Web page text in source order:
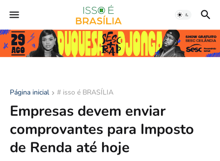
Página inicial # isso é BRASÍLIA
Empresas devem enviar
comprovantes para Imposto
de Renda até hoje